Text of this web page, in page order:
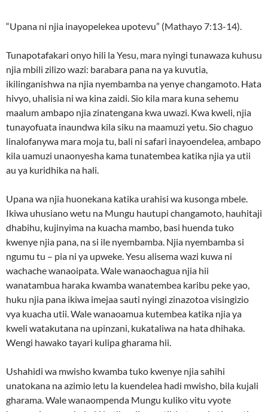
“Upana ni njia inayopelekea upotevu” (Mathayo 7:13-14).
Tunapotafakari onyo hili la Yesu, mara nyingi tunawaza kuhusu
njia mbili zilizo wazi: barabara pana na ya kuvutia,
ikilinganishwa na njia nyembamba na yenye changamoto. Hata
hivyo, uhalisia ni wa kina zaidi. Sio kila mara kuna sehemu
maalum ambapo njia zinatengana kwa uwazi. Kwa kweli, njia
tunayofuata inaundwa kila siku na maamuzi yetu. Sio chaguo
linalofanywa mara moja tu, bali ni safari inayoendelea, ambapo
kila uamuzi unaonyesha kama tunatembea katika njia ya utii
au ya kuridhika na hali.
Upana wa njia huonekana katika urahisi wa kusonga mbele.
Ikiwa uhusiano wetu na Mungu hautupi changamoto, hauhitaji
dhabihu, kujinyima na kuacha mambo, basi huenda tuko
kwenye njia pana, na si ile nyembamba. Njia nyembamba si
ngumu tu – pia ni ya upweke. Yesu alisema wazi kuwa ni
wachache wanaoipata. Wale wanaochagua njia hii
wanatambua haraka kwamba wanatembea karibu peke yao,
huku njia pana ikiwa imejaa sauti nyingi zinazotoa visingizio
vya kuacha utii. Wale wanaoamua kutembea katika njia ya
kweli watakutana na upinzani, kukataliwa na hata dhihaka.
Wengi hawako tayari kulipa gharama hii.
Ushahidi wa mwisho kwamba tuko kwenye njia sahihi
unatokana na azimio letu la kuendelea hadi mwisho, bila kujali
gharama. Wale wanaompenda Mungu kuliko vitu vyote